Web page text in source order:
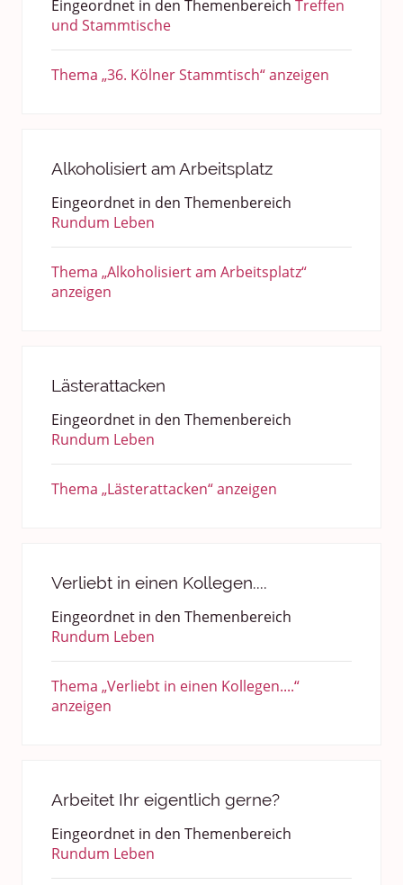
Eingeordnet in den Themenbereich Treffen
und Stammtische
Thema „36. Kölner Stammtisch“ anzeigen
Alkoholisiert am Arbeitsplatz
Eingeordnet in den Themenbereich
Rundum Leben
Thema „Alkoholisiert am Arbeitsplatz“
anzeigen
Lästerattacken
Eingeordnet in den Themenbereich
Rundum Leben
Thema „Lästerattacken“ anzeigen
Verliebt in einen Kollegen....
Eingeordnet in den Themenbereich
Rundum Leben
Thema „Verliebt in einen Kollegen....“
anzeigen
Arbeitet Ihr eigentlich gerne?
Eingeordnet in den Themenbereich
Rundum Leben